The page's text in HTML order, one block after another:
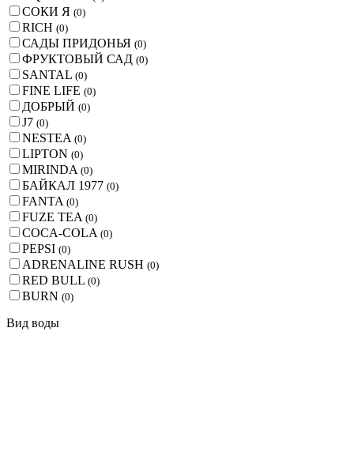
СОКИ Я (0)
RICH (0)
САДЫ ПРИДОНЬЯ (0)
ФРУКТОВЫЙ САД (0)
SANTAL (0)
FINE LIFE (0)
ДОБРЫЙ (0)
J7 (0)
NESTEA (0)
LIPTON (0)
MIRINDA (0)
БАЙКАЛ 1977 (0)
FANTA (0)
FUZE TEA (0)
COCA-COLA (0)
PEPSI (0)
ADRENALINE RUSH (0)
RED BULL (0)
BURN (0)
Вид воды